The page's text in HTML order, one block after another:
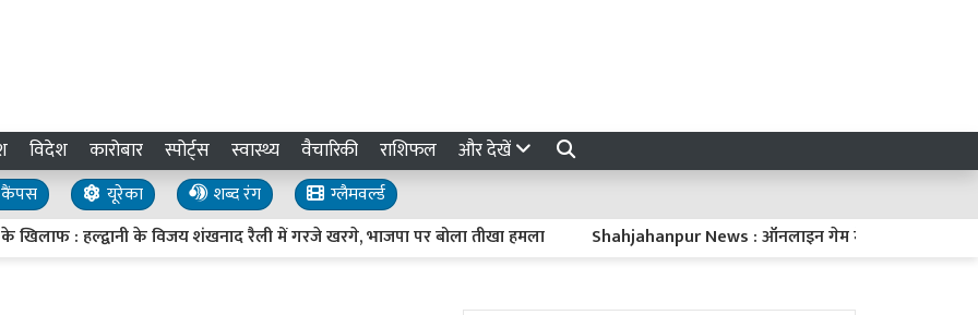
विदेश कारोबार स्पोर्ट्स स्वास्थ्य वैचारिकी राशिफल और देखें
यूरेका शब्द रंग
ग्लैमवर्ल्ड
: हल्द्वानी के विजय शंखनाद रैली में गरजे खरगे, भाजपा पर बोला तीखा हमला
Shahjahanpur News : ऑनलाइन गेम में 1.5 लाख हारने पर